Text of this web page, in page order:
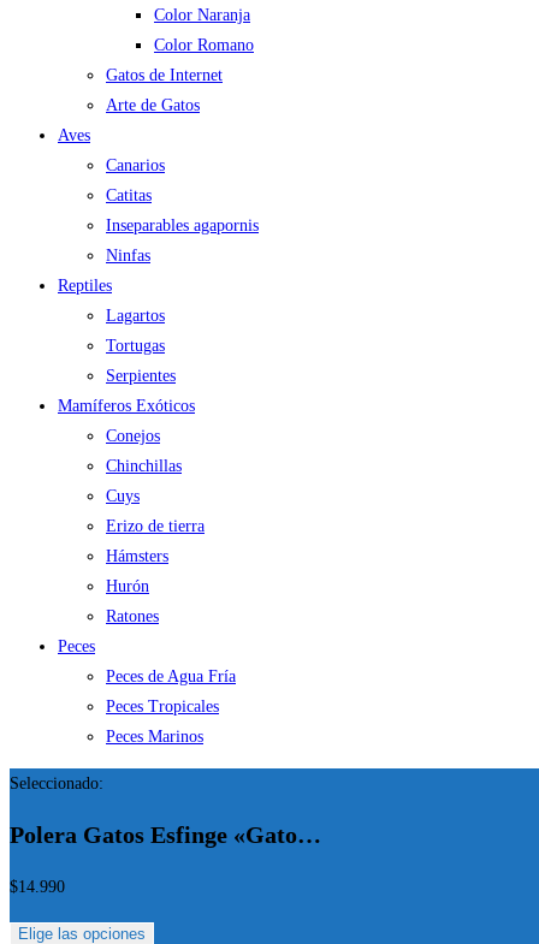
Color Naranja
Color Romano
Gatos de Internet
Arte de Gatos
Aves
Canarios
Catitas
Inseparables agapornis
Ninfas
Reptiles
Lagartos
Tortugas
Serpientes
Mamíferos Exóticos
Conejos
Chinchillas
Cuys
Erizo de tierra
Hámsters
Hurón
Ratones
Peces
Peces de Agua Fría
Peces Tropicales
Peces Marinos
Seleccionado:
Polera Gatos Esfinge «Gato…
$14.990
Elige las opciones